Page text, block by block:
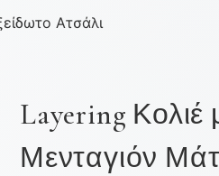
Ατσάλι
Layering Κολιέ
Μενταγιόν